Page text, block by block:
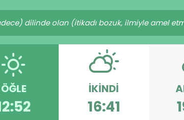
dilinde olan (itikadı bozuk, ilmiyle amel
ÖĞLE İKINDI
16:41